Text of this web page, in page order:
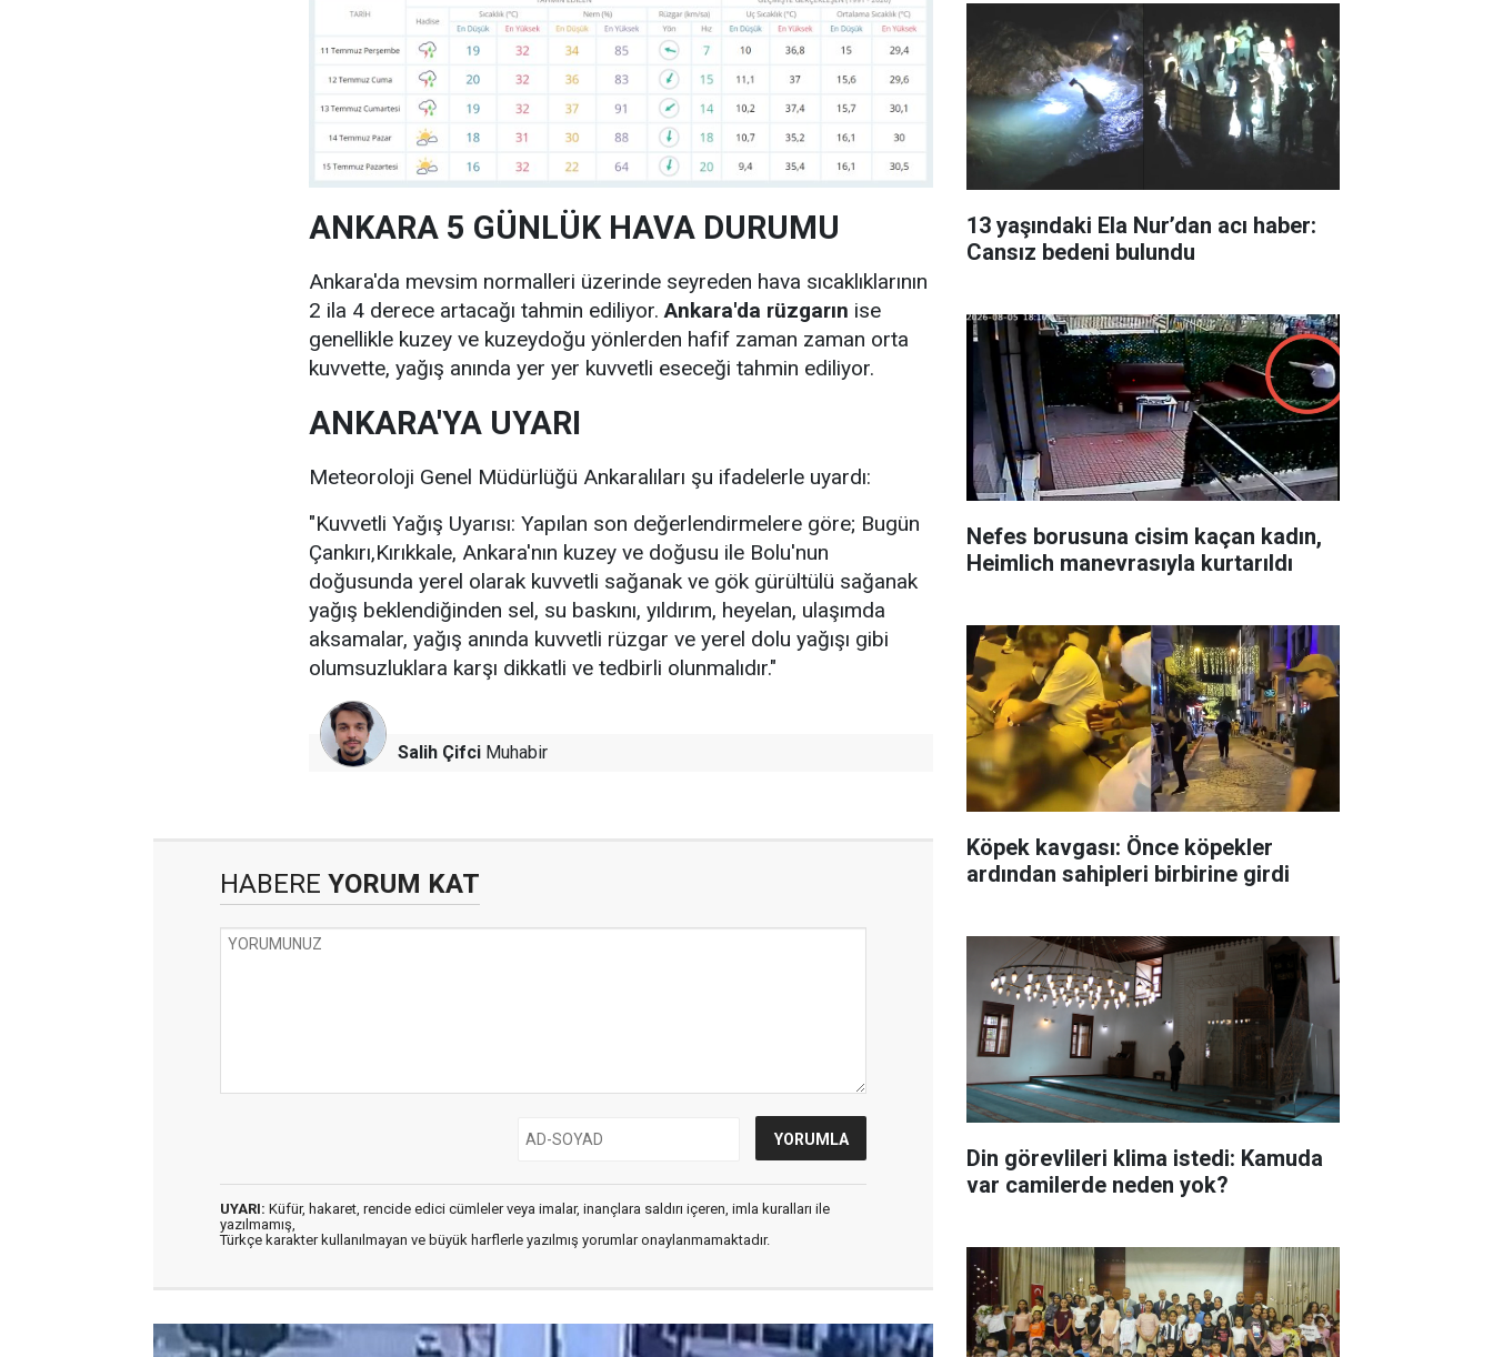
ANKARA 5 GÜNLÜK HAVA DURUMU
Ankara'da mevsim normalleri üzerinde seyreden hava sıcaklıklarının
2 ila 4 derece artacağı tahmin ediliyor.Ankara'da rüzgarın ise
genellikle kuzey ve kuzeydoğu yönlerden hafif zaman zaman orta
kuvvette, yağış anında yer yer kuvvetli eseceği tahmin ediliyor.
ANKARA'YA UYARI
Meteoroloji Genel Müdürlüğü Ankaralıları şu ifadelerle uyardı:
"Kuvvetli Yağış Uyarısı: Yapılan son değerlendirmelere göre; Bugün
Çankırı,Kırıkkale, Ankara'nın kuzey ve doğusu ile Bolu'nun
doğusunda yerel olarak kuvvetli sağanak ve gök gürültülü sağanak
yağış beklendiğinden sel, su baskını, yıldırım, heyelan, ulaşımda
aksamalar, yağış anında kuvvetli rüzgar ve yerel dolu yağışı gibi
olumsuzluklara karşı dikkatli ve tedbirli olunmalıdır."
Salih Çifci Muhabir
HABERE YORUM KAT
UYARI: Küfür, hakaret, rencide edici cümleler veya imalar, inançlara saldırı içeren, imla kuralları ile
yazılmamış,
Türkçe karakter kullanılmayan ve büyük harflerle yazılmış yorumlar onaylanmamaktadır.
13 yaşındaki Ela Nur’dan acı haber:
Cansız bedeni bulundu
Nefes borusuna cisim kaçan kadın,
Heimlich manevrasıyla kurtarıldı
Köpek kavgası: Önce köpekler
ardından sahipleri birbirine girdi
Din görevlileri klima istedi: Kamuda
var camilerde neden yok?